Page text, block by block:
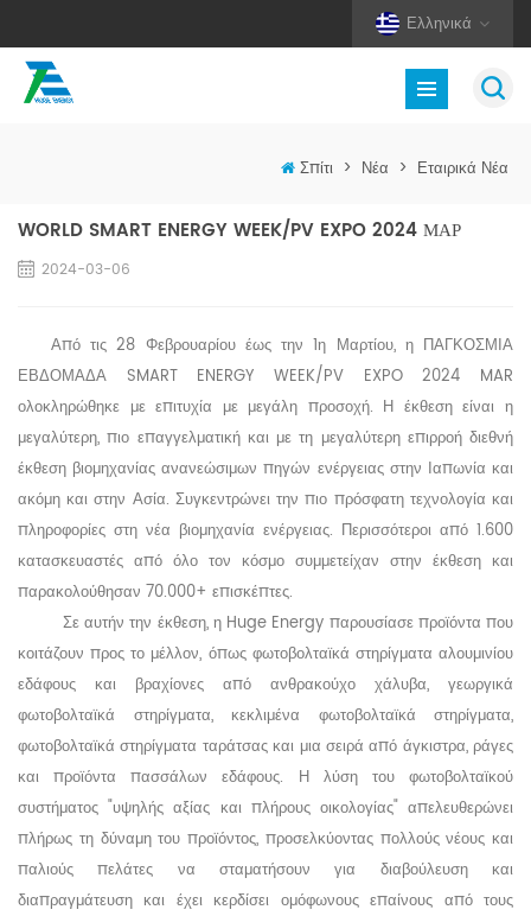
Ελληνικά
Σπίτι > Νέα > Εταιρικά Νέα
WORLD SMART ENERGY WEEK/PV EXPO 2024 ΜΑΡ
2024-03-06
Από τις 28 Φεβρουαρίου έως την 1η Μαρτίου, η ΠΑΓΚΟΣΜΙΑ
ΕΒΔΟΜΑΔΑ SMART ENERGY WEEK/PV EXPO 2024 MAR
ολοκληρώθηκε με επιτυχία με μεγάλη προσοχή. Η έκθεση είναι η
μεγαλύτερη, πιο επαγγελματική και με τη μεγαλύτερη επιρροή διεθνή
έκθεση βιομηχανίας ανανεώσιμων πηγών ενέργειας στην Ιαπωνία και
ακόμη και στην Ασία. Συγκεντρώνει την πιο πρόσφατη τεχνολογία και
πληροφορίες στη νέα βιομηχανία ενέργειας. Περισσότεροι από 1.600
κατασκευαστές από όλο τον κόσμο συμμετείχαν στην έκθεση και
παρακολούθησαν 70.000+ επισκέπτες.
Σε αυτήν την έκθεση, η Huge Energy παρουσίασε προϊόντα που
κοιτάζουν προς το μέλλον, όπως φωτοβολταϊκά στηρίγματα αλουμινίου
εδάφους και βραχίονες από ανθρακούχο χάλυβα, γεωργικά
φωτοβολταϊκά στηρίγματα, κεκλιμένα φωτοβολταϊκά στηρίγματα,
φωτοβολταϊκά στηρίγματα ταράτσας και μια σειρά από άγκιστρα, ράγες
και προϊόντα πασσάλων εδάφους. Η λύση του φωτοβολταϊκού
συστήματος "υψηλής αξίας και πλήρους οικολογίας" απελευθερώνει
πλήρως τη δύναμη του προϊόντος, προσελκύοντας πολλούς νέους και
παλιούς πελάτες να σταματήσουν για διαβούλευση και
διαπραγμάτευση και έχει κερδίσει ομόφωνους επαίνους από τους